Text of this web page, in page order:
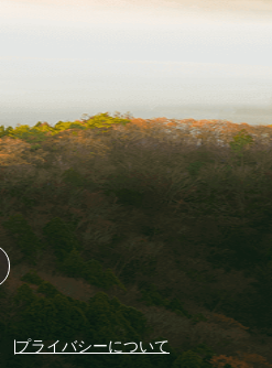
プライバシーについて